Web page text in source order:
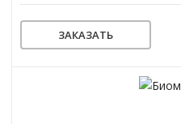
ЗАКАЗАТЬ